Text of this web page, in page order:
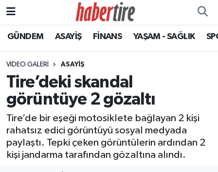
GÜNDEM ASAYİŞ FİNANS YAŞAM - SAĞLIK
VIDEO GALERI ASAYIŞ
Tire’deki skandal
görüntüye 2 gözaltı
Tire’de bir eşeği motosiklete bağlayan 2 kişi
rahatsız edici görüntüyü sosyal medyada
paylaştı. Tepki çeken görüntülerin ardından 2
kişi jandarma tarafından gözaltına alındı.
Tire Nöbetçi Eczaneler
Tire Hava Durumu
Tire Trafik Yoğunluk Haritası
Tüm Manşetler